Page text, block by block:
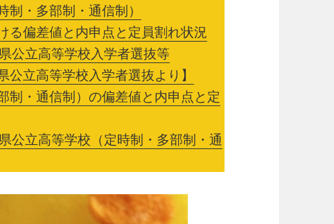
・多部制・通信制）
る偏差値と内申点と定員割れ状況
公立高等学校入学者選抜等
立高等学校入学者選抜より】
制・通信制）の偏差値と内申点と定
公立高等学校（定時制・多部制・通